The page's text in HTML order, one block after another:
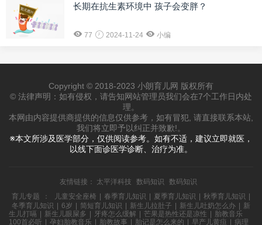
长期在抗生素环境中 孩子会变胖？
77 2024-11-24 小编
Copyright © 2018-2023 小朗育儿网 版权所有
© 法律声明：如有侵权，请告知网站管理员我们会在7个工作日内处
理。
本网由内容提供商提供的信息仅供参考，如有冒犯, 请直接联系本站,
我们将立即予以纠正并致歉!。
※本文所涉及医学部分，仅供阅读参考。如有不适，建议立即就医，
以线下面诊医学诊断、治疗为准。
友情链接： 太平洋科技 数码知识
数码知识
育儿专题
： 儿童安全座椅 | 春季育儿知识 | 夏季育儿知识 | 秋季育儿知识 |
冬季育儿知识 | 6岁 | 简短育儿知识 | 新生儿拉肚子 | 新生儿吐奶怎么办 | 新
生儿打嗝 | 新生儿眼屎多 | 牙疼怎么缓解 | 芒果是热性还是凉性 | 胎教音乐
100首必听 | 孕妇胎教音乐 | 胎教故事 | 胎记是怎么来的 | 早产儿黄疸 | 病理